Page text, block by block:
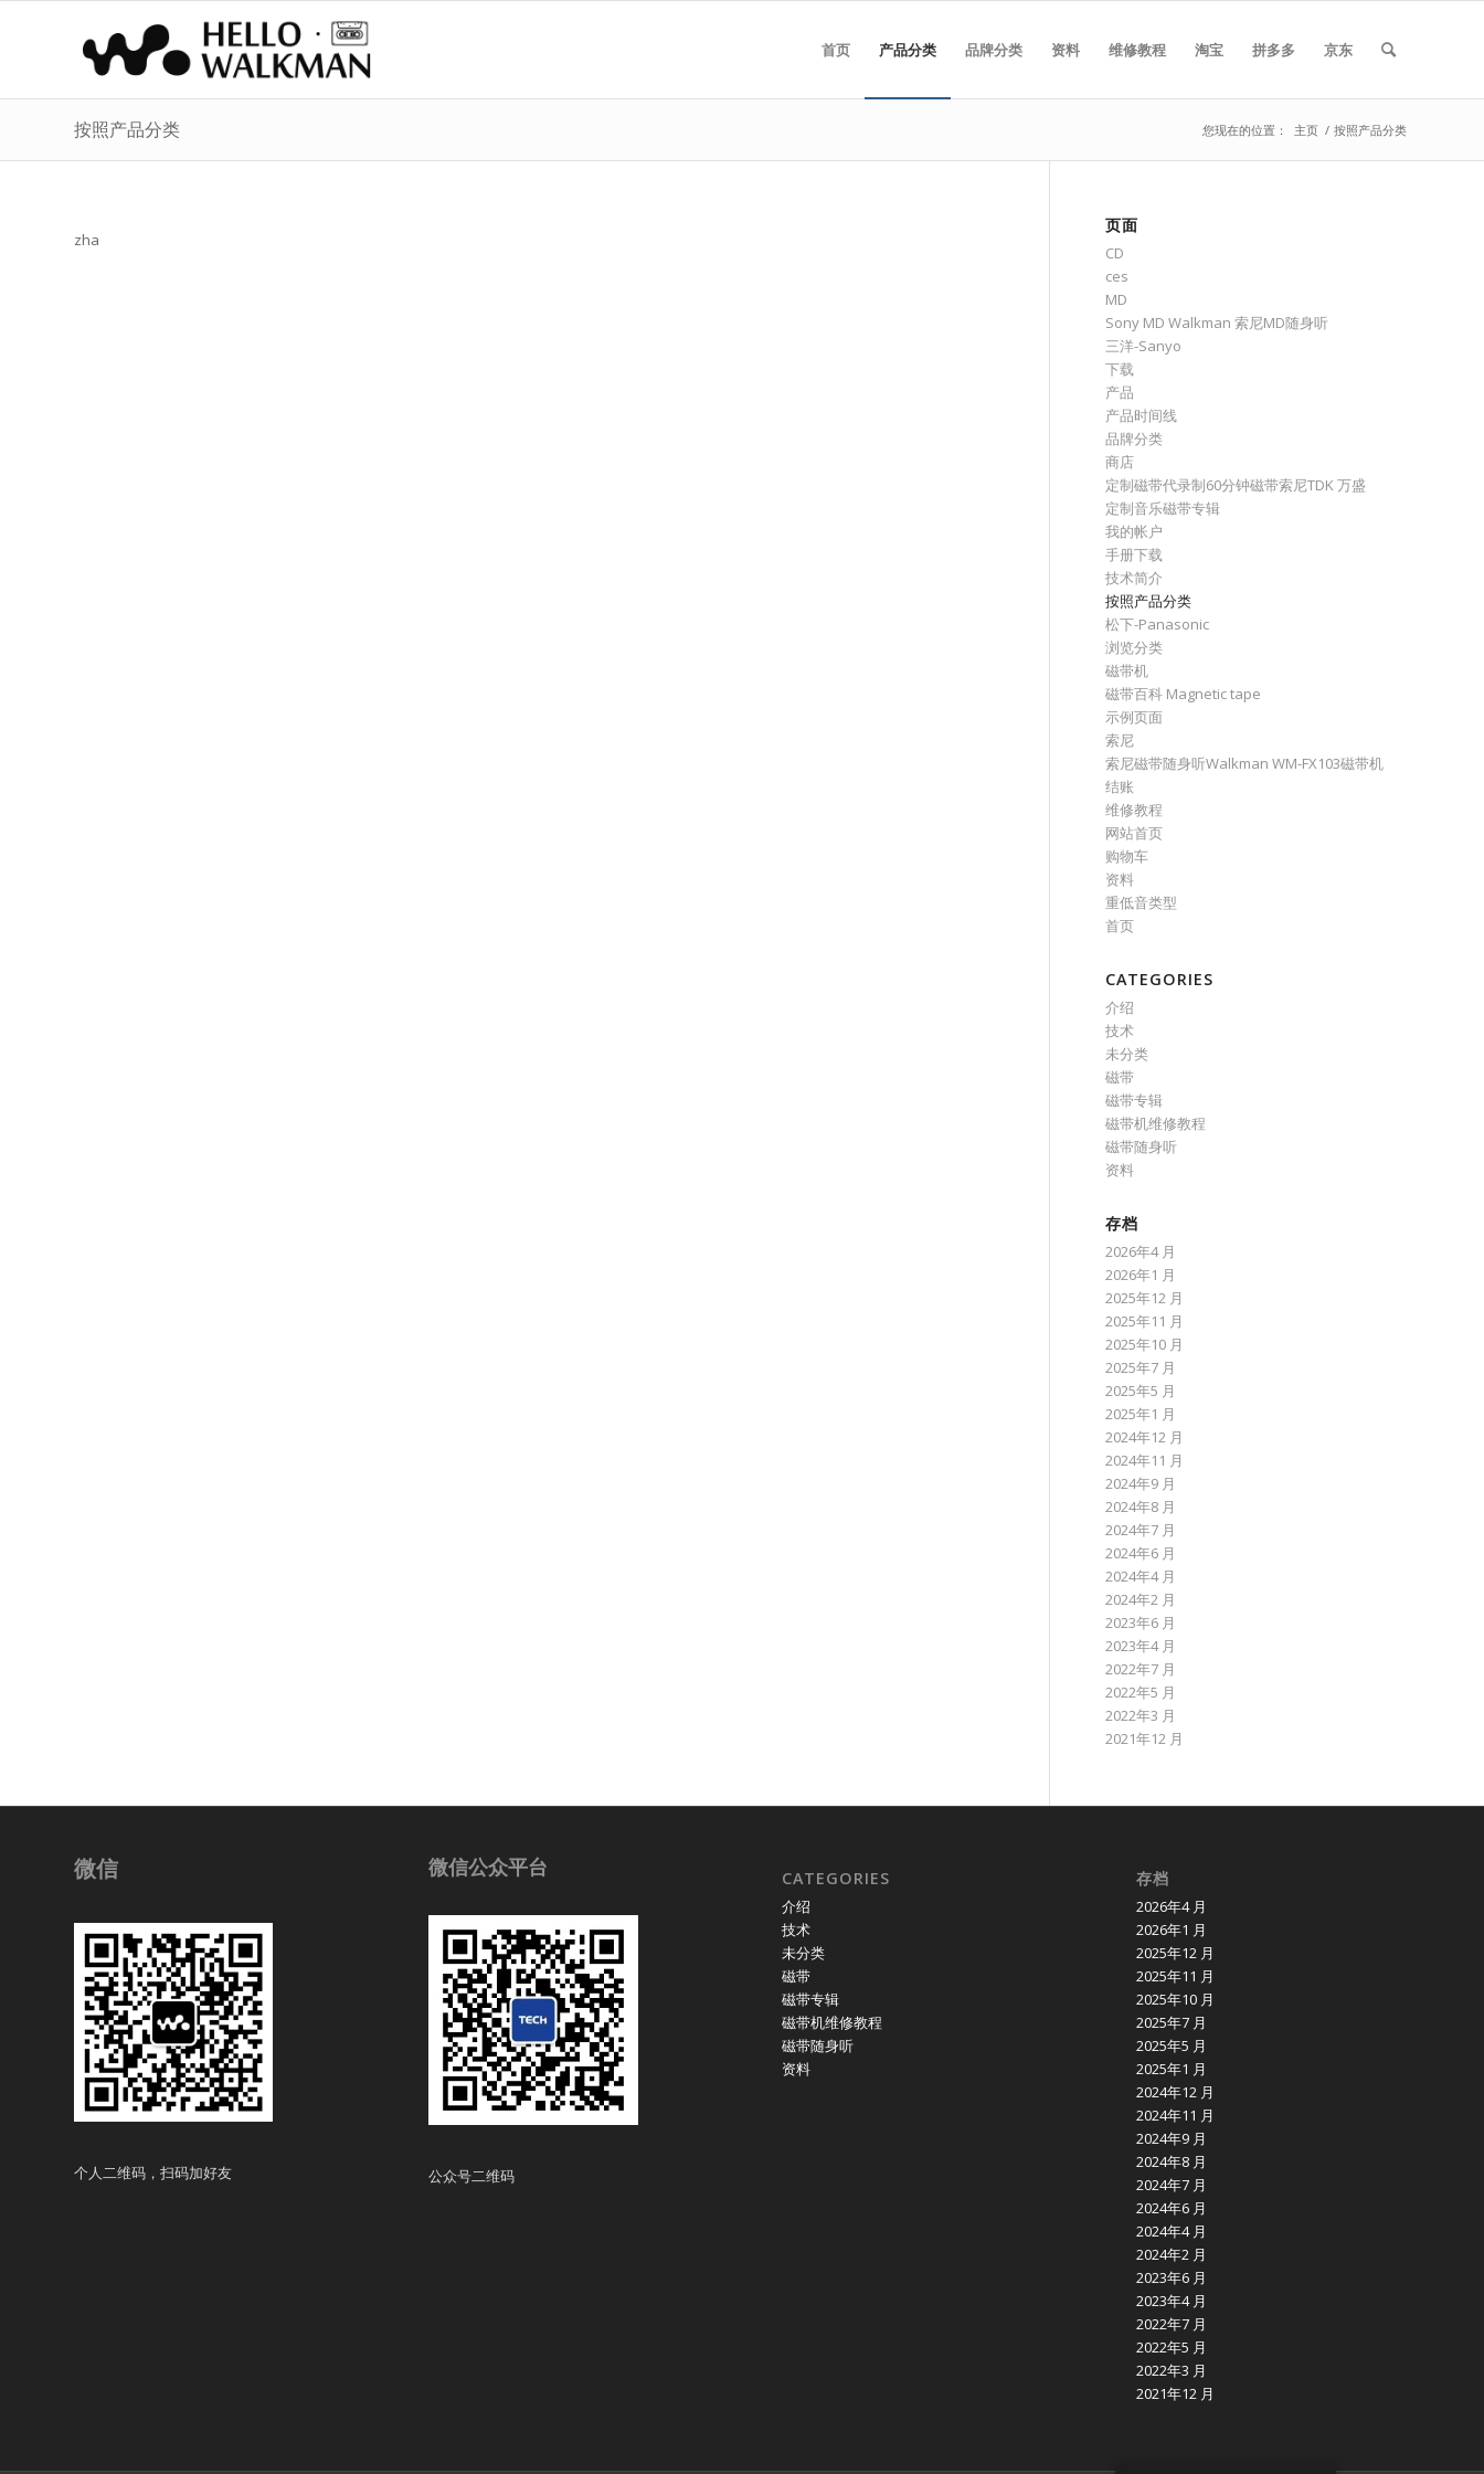
首页 产品分类 品牌分类 资料 维修教程 淘宝 拼多多 京东
按照产品分类 您现在的位置： 主页 / 按照产品分类
zha
页面
CD
ces
MD
Sony MD Walkman 索尼MD随身听
三洋-Sanyo
下载
产品
产品时间线
品牌分类
商店
定制磁带代录制60分钟磁带索尼TDK 万盛
定制音乐磁带专辑
我的帐户
手册下载
技术简介
按照产品分类
松下-Panasonic
浏览分类
磁带机
磁带百科 Magnetic tape
示例页面
索尼
索尼磁带随身听Walkman WM-FX103磁带机
结账
维修教程
网站首页
购物车
资料
重低音类型
首页
CATEGORIES
介绍
技术
未分类
磁带
磁带专辑
磁带机维修教程
磁带随身听
资料
存档
2026年4 月
2026年1 月
2025年12 月
2025年11 月
2025年10 月
2025年7 月
2025年5 月
2025年1 月
2024年12 月
2024年11 月
2024年9 月
2024年8 月
2024年7 月
2024年6 月
2024年4 月
2024年2 月
2023年6 月
2023年4 月
2022年7 月
2022年5 月
2022年3 月
2021年12 月
微信
个人二维码，扫码加好友
微信公众平台
公众号二维码
CATEGORIES
介绍
技术
未分类
磁带
磁带专辑
磁带机维修教程
磁带随身听
资料
存档
2026年4 月
2026年1 月
2025年12 月
2025年11 月
2025年10 月
2025年7 月
2025年5 月
2025年1 月
2024年12 月
2024年11 月
2024年9 月
2024年8 月
2024年7 月
2024年6 月
2024年4 月
2024年2 月
2023年6 月
2023年4 月
2022年7 月
2022年5 月
2022年3 月
2021年12 月